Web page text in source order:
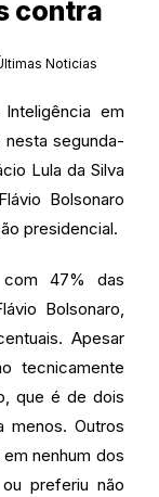
contra
Noticias
em
nesta segunda-
Lula da Silva
Bolsonaro
presidencial.
com 47% das
Bolsonaro,
Apesar
tecnicamente
que é de dois
menos. Outros
nenhum dos
preferiu não